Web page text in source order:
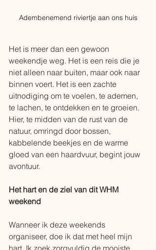
Adembenemend riviertje aan ons huis
Het is meer dan een gewoon
weekendje weg. Het is een reis die je
niet alleen naar buiten, maar ook naar
binnen voert. Het is een zachte
uitnodiging om te voelen, te ademen,
te lachen, te ontdekken en te groeien.
Hier, te midden van de rust van de
natuur, omringd door bossen,
kabbelende beekjes en de warme
gloed van een haardvuur, begint jouw
avontuur.
Het hart en de ziel van dit WHM
weekend
Wanneer ik deze weekends
organiseer, doe ik dat met heel mijn
hart. Ik zoek zorgvuldig de mooiste